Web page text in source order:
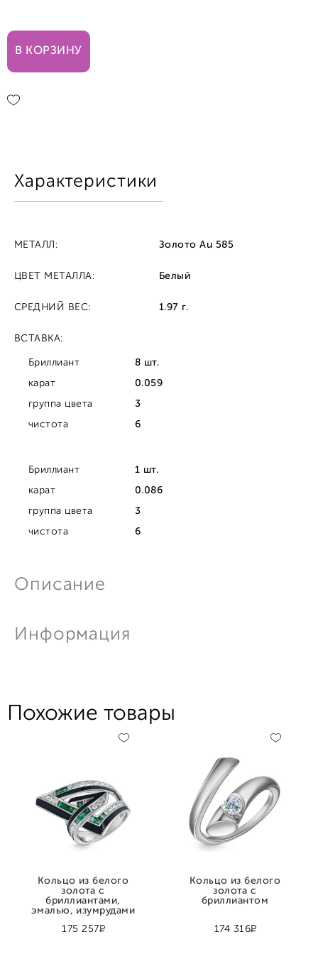
18,0
В КОРЗИНУ
Характеристики
Описание
Информация
МЕТАЛЛ: Золото Au 585
ЦВЕТ МЕТАЛЛА: Белый
СРЕДНИЙ ВЕС: 1.97 г.
ВСТАВКА:
Бриллиант
8 шт.
карат
0.059
группа цвета
3
чистота
6
Бриллиант
1 шт.
карат
0.086
группа цвета
3
чистота
6
Похожие товары
175 257Р
Кольцо из белого
золота с
бриллиантами,
эмалью, изумрудами
174 316Р
Кольцо из белого
золота с
бриллиантом